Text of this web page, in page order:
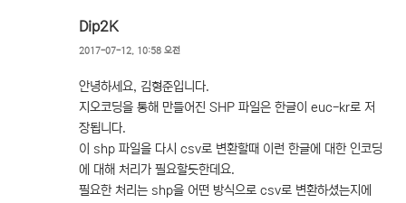
Dip2K
2017-07-12, 10:58 오전
안녕하세요, 김형준입니다.
지오코딩을 통해 만들어진 SHP 파일은 한글이 euc-kr로 저
장됩니다.
이 shp 파일을 다시 csv로 변환할때 이런 한글에 대한 인코딩
에 대해 처리가 필요할듯한데요.
필요한 처리는 shp을 어떤 방식으로 csv로 변환하셨는지에